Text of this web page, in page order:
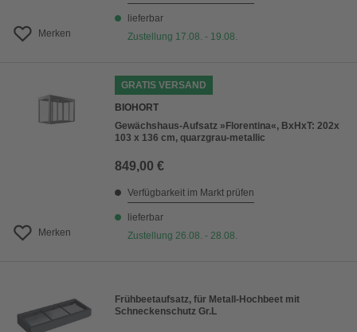
Merken
lieferbar
Zustellung 17.08. - 19.08.
Merken
GRATIS VERSAND
BIOHORT
Gewächshaus-Aufsatz »Florentina«, BxHxT: 202x
103 x 136 cm, quarzgrau-metallic
849,00 €
Verfügbarkeit im Markt prüfen
lieferbar
Zustellung 26.08. - 28.08.
Frühbeetaufsatz, für Metall-Hochbeet mit
Schneckenschutz Gr.L